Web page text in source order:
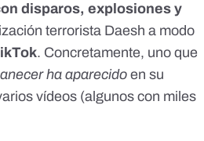
disparos, explosiones y
terrorista Daesha modo
. Concretamente, uno que
ha aparecido en su
vídeos (algunos con miles